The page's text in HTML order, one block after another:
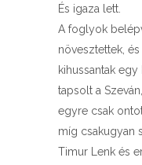
És igaza lett.
A foglyok
növesztettek,
kihussantak
tapsolt a
egyre csak
míg csakugyan
Timur Lenk és